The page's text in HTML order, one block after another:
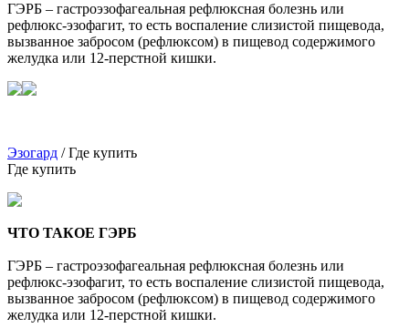
ГЭРБ – гастроэзофагеальная рефлюксная болезнь или
рефлюкс-эзофагит, то есть воспаление слизистой пищевода,
вызванное забросом (рефлюксом) в пищевод содержимого
желудка или 12-перстной кишки.
Эзогард / Где купить
Где купить
ЧТО ТАКОЕ ГЭРБ
ГЭРБ – гастроэзофагеальная рефлюксная болезнь или
рефлюкс-эзофагит, то есть воспаление слизистой пищевода,
вызванное забросом (рефлюксом) в пищевод содержимого
желудка или 12-перстной кишки.